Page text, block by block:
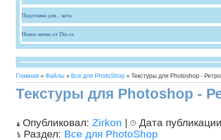
Подставка для... кота.
Новое меню от Diz-cs
Главная » Файлы » Все для PhotoShop » Текстуры для Photoshop -
Текстуры для Photoshop -
Опубликовал: Zirkon |
Дата
Раздел: Все для PhotoShop